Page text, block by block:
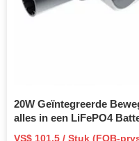
20W Geïntegreerde
alles in een LiFePO4
Sonkrag LED Straatlig
VS$ 101,5 / Stuk (FOB-